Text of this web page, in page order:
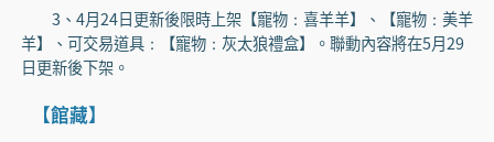
3、4月24日更新後限時上架【寵物：喜羊羊】、【寵物：美羊
羊】、可交易道具：【寵物：灰太狼禮盒】。聯動內容將在5月29
日更新後下架。
【館藏】